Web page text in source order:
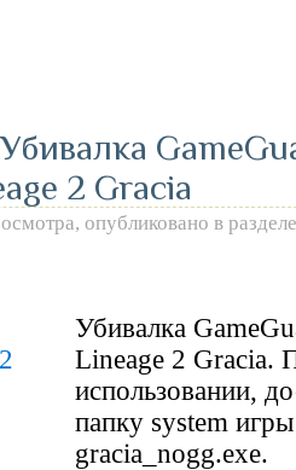
Убивалка
2 Gracia
опубликовано в
Убивалка
Lineage 2 Gracia.
использовании,
папку system
gracia_nogg.exe.